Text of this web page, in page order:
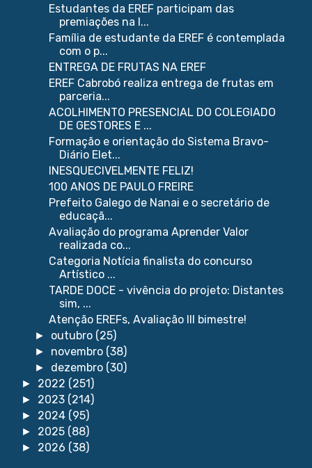
Estudantes da EREF participam das
premiações na l...
Família de estudante da EREF é contemplada
com o p...
ENTREGA DE FRUTAS NA EREF
EREF Cabrobó realiza entrega de frutas em
parceria...
ACOLHIMENTO PRESENCIAL DO COLEGIADO
DE GESTORES E ...
Formação e orientação do Sistema Bravo-
Diário Elet...
INESQUECIVELMENTE FELIZ!
100 ANOS DE PAULO FREIRE
Prefeito Galego de Nanai e o secretário de
educaçã...
Avaliação do programa Aprender Valor
realizada co...
Categoria Notícia finalista do concurso
Artístico ...
TARDE DOCE - vivência do projeto: Distantes
sim, ...
Atenção EREFs, Avaliação III bimestre!
► outubro (25)
► novembro (38)
► dezembro (30)
► 2022 (251)
► 2023 (214)
► 2024 (95)
► 2025 (88)
► 2026 (38)